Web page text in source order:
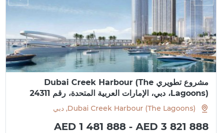
مشروع تطويري Dubai Creek Harbour (The
Lagoons)، دبي، الإمارات العربية المتحدة، رقم 24311
Dubai Creek Harbour (The Lagoons), دبي
AED 1 481 888 - AED 3 821 888